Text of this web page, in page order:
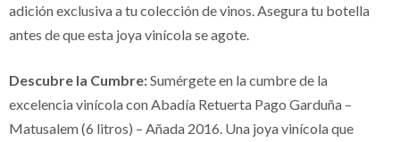
adición exclusiva a tu colección de vinos. Asegura tu botella
antes de que esta joya vinícola se agote.
Descubre la Cumbre:Sumérgete en la cumbre de la
excelencia vinícola con Abadía Retuerta Pago Garduña –
Matusalem (6 litros) – Añada 2016. Una joya vinícola que